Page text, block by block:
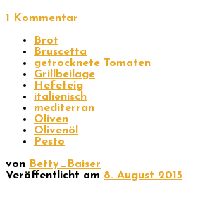
1 Kommentar
Brot
Bruscetta
getrocknete Tomaten
Grillbeilage
Hefeteig
italienisch
mediterran
Oliven
Olivenöl
Pesto
von Betty_Baiser
Veröffentlicht am 8. August 2015